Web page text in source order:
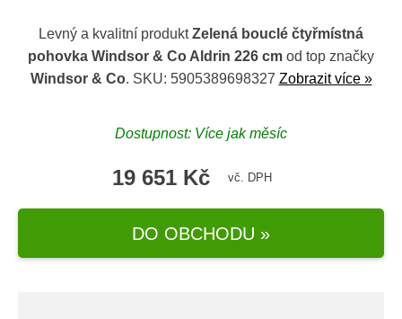
Levný a kvalitní produktZelená bouclé čtyřmístná
pohovka Windsor & Co Aldrin 226 cm od top značky
Windsor & Co. SKU: 5905389698327 Zobrazit více »
Dostupnost: Více jak měsíc
19 651 Kč vč. DPH
DO OBCHODU »